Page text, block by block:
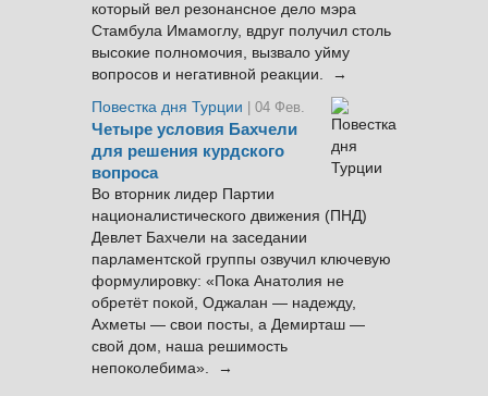
который вел резонансное дело мэра
Стамбула Имамоглу, вдруг получил столь
высокие полномочия, вызвало уйму
вопросов и негативной реакции. →
Повестка дня Турции
| 04 Фев.
Четыре условия Бахчели
для решения курдского
вопроса
Во вторник лидер Партии
националистического движения (ПНД)
Девлет Бахчели на заседании
парламентской группы озвучил ключевую
формулировку: «Пока Анатолия не
обретёт покой, Оджалан — надежду,
Ахметы — свои посты, а Демирташ —
свой дом, наша решимость
непоколебима». →